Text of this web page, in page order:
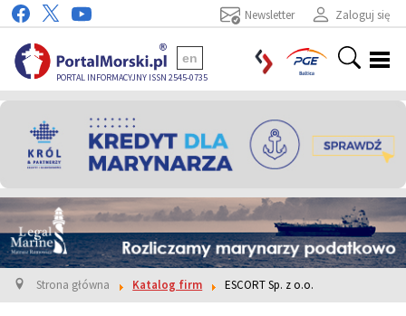
Zaloguj się
Newsletter
PORTAL INFORMACYJNY ISSN 2545-0735
en
Strona główna Katalog firm ESCORT Sp. z o.o.